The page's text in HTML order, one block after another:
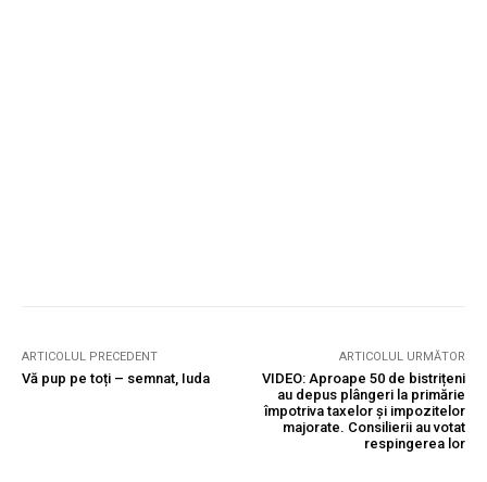
ARTICOLUL PRECEDENT
Vă pup pe toți – semnat, Iuda
ARTICOLUL URMĂTOR
VIDEO: Aproape 50 de bistrițeni
au depus plângeri la primărie
împotriva taxelor și impozitelor
majorate. Consilierii au votat
respingerea lor